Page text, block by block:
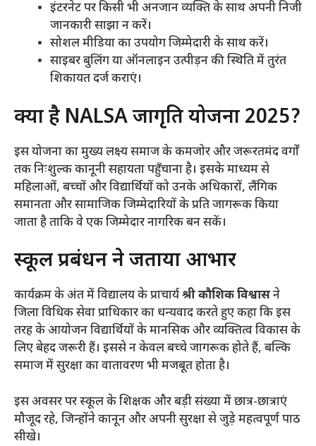
​इंटरनेट पर किसी भी अनजान व्यक्ति के साथ अपनी निजी
जानकारी साझा न करें।
​सोशल मीडिया का उपयोग जिम्मेदारी के साथ करें।
​साइबर बुलिंग या ऑनलाइन उत्पीड़न की स्थिति में तुरंत
शिकायत दर्ज कराएं।
​क्या है NALSA जागृति योजना 2025?
​इस योजना का मुख्य लक्ष्य समाज के कमजोर और जरूरतमंद वर्गों
तक निःशुल्क कानूनी सहायता पहुँचाना है। इसके माध्यम से
महिलाओं, बच्चों और विद्यार्थियों को उनके अधिकारों, लैंगिक
समानता और सामाजिक जिम्मेदारियों के प्रति जागरूक किया
जाता है ताकि वे एक जिम्मेदार नागरिक बन सकें।
​स्कूल प्रबंधन ने जताया आभार
​कार्यक्रम के अंत में विद्यालय के प्राचार्यश्री कौशिक विश्वासने
जिला विधिक सेवा प्राधिकार का धन्यवाद करते हुए कहा कि इस
तरह के आयोजन विद्यार्थियों के मानसिक और व्यक्तित्व विकास के
लिए बेहद जरूरी हैं। इससे न केवल बच्चे जागरूक होते हैं, बल्कि
समाज में सुरक्षा का वातावरण भी मजबूत होता है।
​इस अवसर पर स्कूल के शिक्षक और बड़ी संख्या में छात्र-छात्राएं
मौजूद रहे, जिन्होंने कानून और अपनी सुरक्षा से जुड़े महत्वपूर्ण पाठ
सीखे।